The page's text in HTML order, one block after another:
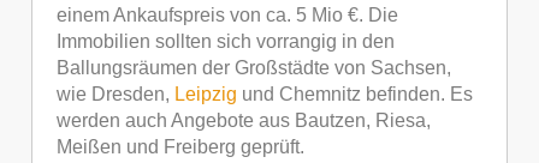
einem Ankaufspreis von ca. 5 Mio €. Die
Immobilien sollten sich vorrangig in den
Ballungsräumen der Großstädte von Sachsen,
wie Dresden, Leipzig und Chemnitz befinden. Es
werden auch Angebote aus Bautzen, Riesa,
Meißen und Freiberg geprüft.